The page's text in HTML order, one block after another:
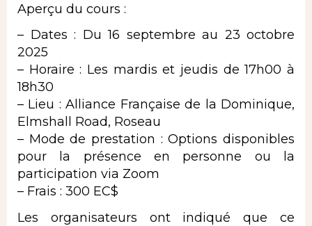
Aperçu du cours :
– Dates : Du 16 septembre au 23 octobre
2025
– Horaire : Les mardis et jeudis de 17h00 à
18h30
– Lieu : Alliance Française de la Dominique,
Elmshall Road, Roseau
– Mode de prestation : Options disponibles
pour la présence en personne ou la
participation via Zoom
– Frais : 300 EC$
Les organisateurs ont indiqué que ce